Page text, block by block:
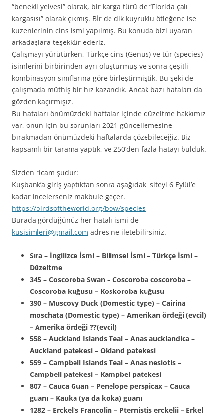
“benekli yelvesi” olarak, bir karga türü de “Florida çalı
kargasısı” olarak çıkmış. Bİr de dik kuyruklu ötleğene ise
kuzenlerinin cins ismi yapılmış. Bu konuda bizi uyaran
arkadaşlara teşekkür ederiz.
Çalışmayı yürütürken, Türkçe cins (Genus) ve tür (species)
isimlerini birbirinden ayrı oluşturmuş ve sonra çeşitli
kombinasyon sınıflarına göre birleştirmiştik. Bu şekilde
çalışmada müthiş bir hız kazandık. Ancak bazı hataları da
gözden kaçırmışız.
Bu hataları önümüzdeki haftalar içinde düzeltme hakkımız
var, onun için bu sorunları 2021 güncellemesine
bırakmadan önümüzdeki haftalarda çözebileceğiz. Biz
kapsamlı bir tarama yaptık, ve 250’den fazla hatayı bulduk.
Sizden ricam şudur:
Kuşbank’a giriş yaptıktan sonra aşağıdaki siteyi 6 Eylül’e
kadar incelerseniz makbule geçer.
https://birdsoftheworld.org/bow/species
Burada gördüğünüz her hatalı ismi de
kusisimleri@gmail.com adresine iletebilirsiniz.
Sıra – İngilizce İsmi – Bilimsel İsmi – Türkçe İsmi –
Düzeltme
345 – Coscoroba Swan – Coscoroba coscoroba –
Coscoroba kuğusu – Koskoroba kuğusu
390 – Muscovy Duck (Domestic type) – Cairina
moschata (Domestic type) – Amerikan ördeği (evcil)
– Amerika ördeği ??(evcil)
558 – Auckland Islands Teal – Anas aucklandica –
Auckland patekesi – Okland patekesi
559 – Campbell Islands Teal – Anas nesiotis –
Campbell patekesi – Kampbel patekesi
807 – Cauca Guan – Penelope perspicax – Cauca
guanı – Kauka (ya da koka) guanı
1282 – Erckel’s Francolin – Pternistis erckelii – Erkel